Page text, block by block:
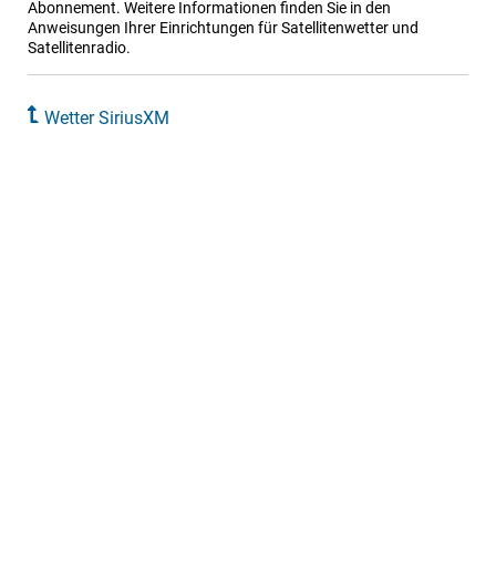
Abonnement. Weitere Informationen finden Sie in den
Anweisungen Ihrer Einrichtungen für Satellitenwetter und
Satellitenradio.
Wetter SiriusXM